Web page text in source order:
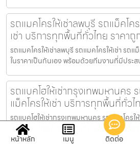
รถแมคโครให้เช่าลพบุรี รถแม็คโค
เช่า บริการทุกพื้นที่ทั่วไทย ราคาถู
รถแมคโครให้เช่าลพบุรี รถแมคโครให้เช่า รถ
ในราคาเป็นกันเอง พร้อมด้วยทีมงานที่มีประ
รถแบคโฮให้เช่ากรุงเทพมหานคร
แม็คโครให้เช่า บริการทุกพื้นที่ทั่ว
รถแบคโฮให้เช่ากรุงเทพมหานคร รถแมคโครใ
บริการทั่วไทย ในราคาเป็นกันเอง พร้อมด้วย
หน้าหลัก
เมนู ติดต่อ